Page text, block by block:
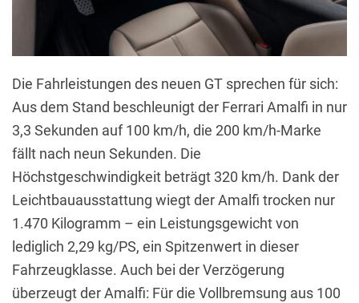
Die Fahrleistungen des neuen GT sprechen für sich:
Aus dem Stand beschleunigt der Ferrari Amalfi in nur
3,3 Sekunden auf 100 km/h, die 200 km/h-Marke
fällt nach neun Sekunden. Die
Höchstgeschwindigkeit beträgt 320 km/h. Dank der
Leichtbauausstattung wiegt der Amalfi trocken nur
1.470 Kilogramm – ein Leistungsgewicht von
lediglich 2,29 kg/PS, ein Spitzenwert in dieser
Fahrzeugklasse. Auch bei der Verzögerung
überzeugt der Amalfi: Für die Vollbremsung aus 100